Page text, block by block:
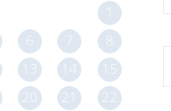
1
6 7
8
13 14
15
20 21 22